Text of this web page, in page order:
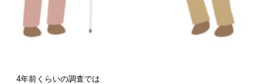
4年前くらいの調査では